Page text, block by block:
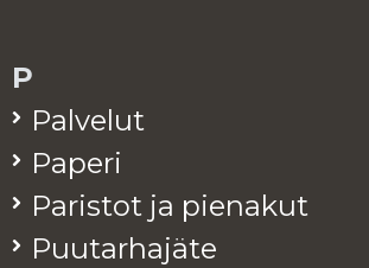
P
Pal­ve­lut
Pa­pe­ri
Pa­ris­tot ja pie­na­kut
Puu­tar­ha­jä­te